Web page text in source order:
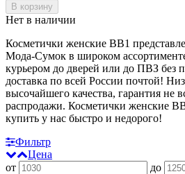
В корзину
Нет в наличии
Косметички женские BB1
Мода-Сумок в широком
курьером до дверей или до ПВЗ без
доставка по всей России почтой!
высочайшего качества, гарантия не
распродажи. Косметички женские
купить у нас быстро и недорого!
Фильтр
Цена
от
до